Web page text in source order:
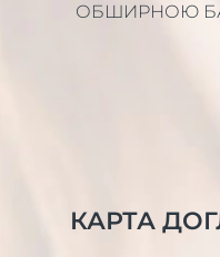
ОБШИРНОЮ
КАРТА